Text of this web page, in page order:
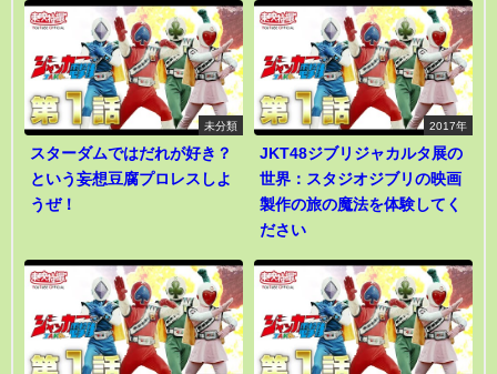
未分類
スターダムではだれが好き？
という妄想豆腐プロレスしよ
うぜ！
2017年
JKT48ジブリジャカルタ展の
世界：スタジオジブリの映画
製作の旅の魔法を体験してく
ださい